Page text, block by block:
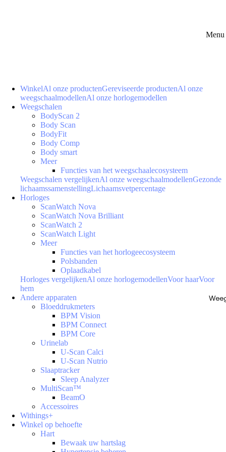
Menu
WinkelAl onze productenGereviseerde productenAl onze
weegschaalmodellenAl onze horlogemodellen
Weegschalen
BodyScan 2
Body Scan
BodyFit
Body Comp
Body smart
Meer
Functies van het weegschaalecosysteem
Weegschalen vergelijkenAl onze weegschaalmodellenGezonde
lichaamssamenstellingLichaamsvetpercentage
Horloges
ScanWatch Nova
ScanWatch Nova Brilliant
ScanWatch 2
ScanWatch Light
Meer
Functies van het horlogeecosysteem
Polsbanden
Oplaadkabel
Horloges vergelijkenAl onze horlogemodellenVoor haarVoor
hem
Andere apparaten
Bloeddrukmeters
BPM Vision
BPM Connect
BPM Core
Urinelab
U-Scan Calci
U-Scan Nutrio
Slaaptracker
Sleep Analyzer
MultiScan™
BeamO
Accessoires
Withings+
Winkel op behoefte
Hart
Bewaak uw hartslag